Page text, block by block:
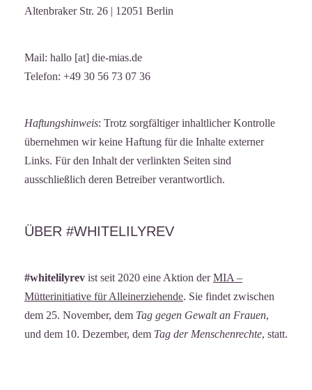
Altenbraker Str. 26 | 12051 Berlin
Mail: hallo [at] die-mias.de
Telefon: +49 30 56 73 07 36
Haftungshinweis: Trotz sorgfältiger inhaltlicher Kontrolle
übernehmen wir keine Haftung für die Inhalte externer
Links. Für den Inhalt der verlinkten Seiten sind
ausschließlich deren Betreiber verantwortlich.
ÜBER #WHITELILYREV
#whitelilyrev ist seit 2020 eine Aktion derMIA –
Mütterinitiative für Alleinerziehende. Sie findet zwischen
dem 25. November, dem Tag gegen Gewalt an Frauen,
und dem 10. Dezember, dem Tag der Menschenrechte, statt.